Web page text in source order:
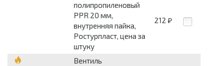
полипропиленовый
PPR 20 мм,
внутренняя пайка,
Ростурпласт, цена за
штуку
212 ₽
Вентиль